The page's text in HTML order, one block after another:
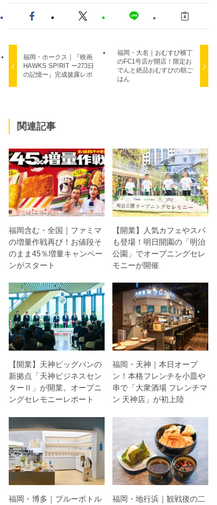
福岡・ホークス｜『映画
HAWKS SP!RIT ー273日
の記憶ー』完成披露レポ
福岡・大名｜おむすび横丁
のFC1号店が開店！限定お
でんと絶品おむすびの朝ご
はん
関連記事
福岡含む・全国｜ファミマ
の増量作戦再び！お値段そ
のまま45％増量キャンペー
ンがスタート
【開業】人気カフェやスパ
も登場！明日開園の「明治
公園」でオープニングセレ
モニーが開催
【開業】天神ビッグバンの
新拠点「天神ビジネスセン
ターⅡ」が開業。オープニ
ングセレモニーレポート
福岡・天神｜本日オープ
ン！本格フレンチを小皿や
串で「大衆酒場 フレンチマ
ン 天神店」が初上陸
福岡・博多｜ブルーボトル
福岡・地行浜｜観戦後の二